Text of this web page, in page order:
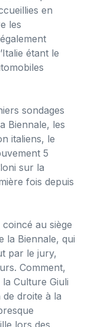
en
les
étant le
sondages
Biennale, les
italiens, le
5
sur la
fois depuis
au siège
la Biennale, qui
par le jury,
Comment,
Culture Giuli
droite à la
lors des